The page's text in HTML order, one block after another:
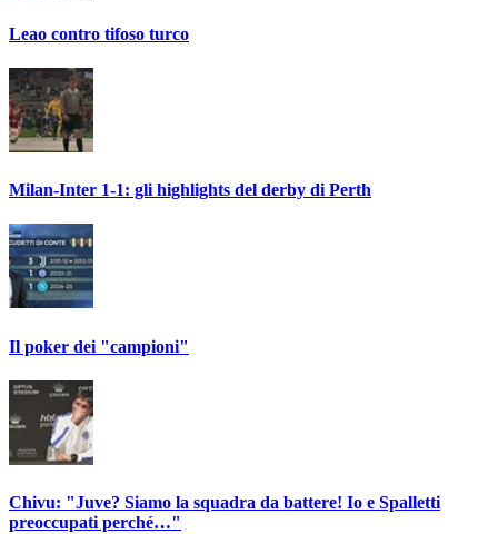
Leao contro tifoso turco
Milan-Inter 1-1: gli highlights del derby di Perth
Il poker dei "campioni"
Chivu: "Juve? Siamo la squadra da battere! Io e Spalletti
preoccupati perché…"